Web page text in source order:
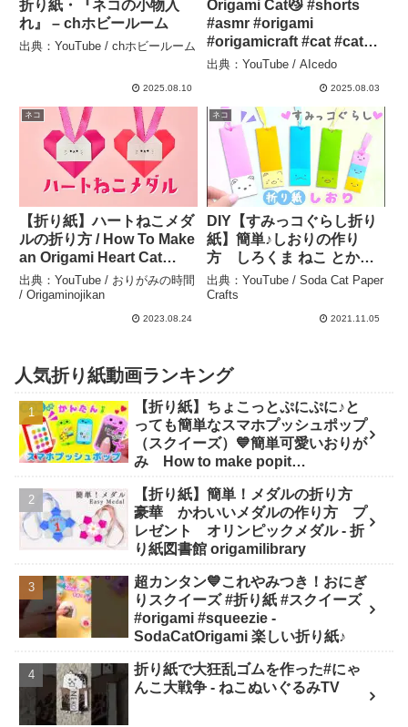
折り紙・『ネコの小物入
れ』 – chホビールーム
出典：YouTube / chホビールーム
2025.08.10
Origami Cat😼 #shorts
#asmr #origami
#origamicraft #cat #cats –
AIcedo
出典：YouTube / AIcedo
2025.08.03
ネコ
【折り紙】ハートねこメダ
ルの折り方 / How To Make
an Origami Heart Cat
Medal – おりがみの時間 /
Origaminojikan
出典：YouTube / おりがみの時間
/ Origaminojikan
2023.08.24
ネコ
DIY【すみっコぐらし折り
紙】簡単♪しおりの作り
方 しろくま ねこ とかげ
ぺんぎん？ たぴおか 💙 か
んたん可愛いおりがみ
出典：YouTube / Soda Cat Paper
Crafts
2021.11.05
人気折り紙動画ランキング
【折り紙】ちょこっとぷにぷに♪と
っても簡単なスマホプッシュポップ
（スクイーズ）💙簡単可愛いおりが
み How to make popit
SodaCatOrigami 楽しい折り紙♪
【折り紙】簡単！メダルの折り方
豪華 かわいいメダルの作り方 プ
レゼント オリンピックメダル - 折
り紙図書館 origamilibrary
超カンタン💙これやみつき！おにぎ
りスクイーズ #折り紙 #スクイーズ
#origami #squeezie -
SodaCatOrigami 楽しい折り紙♪
折り紙で大狂乱ゴムを作った#にゃ
んこ大戦争 - ねこぬいぐるみTV